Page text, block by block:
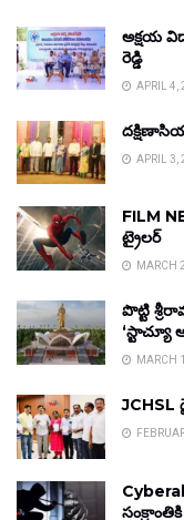
అక్షయ
రెడ్డి
APRIL 4,
APRIL 3,
FILM
ట్రైలర్
MARCH
పొట్టి
‘స్టాచ్యూ
MARCH
JCHSL